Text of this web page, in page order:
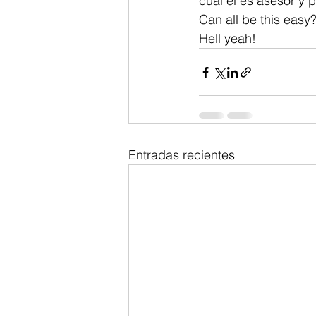
Can all be this
Hell yeah!
Entradas recientes